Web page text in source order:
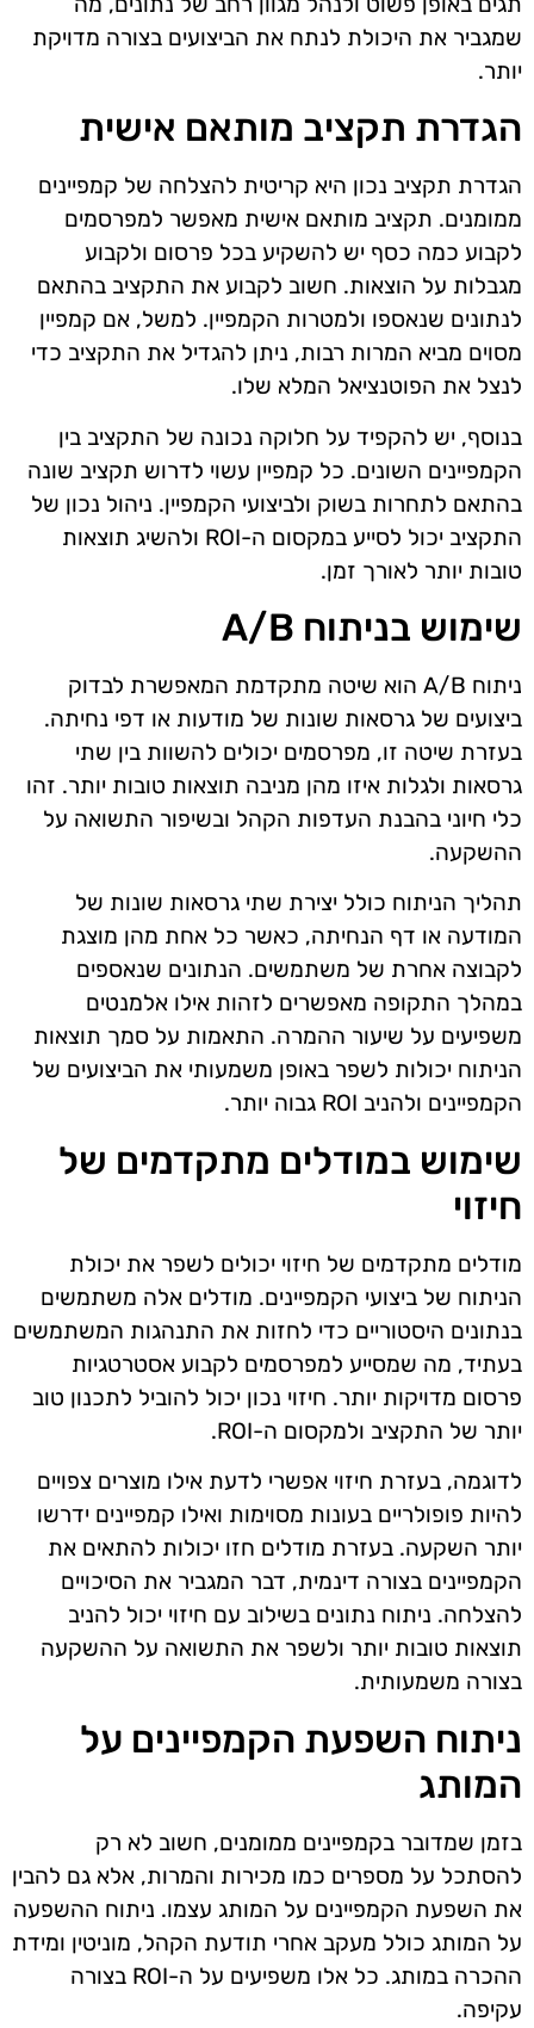
שמגביר את היכולת לנתח את הביצועים בצורה מדויקת
יותר.
הגדרת תקציב מותאם אישית
הגדרת תקציב נכון היא קריטית להצלחה של קמפיינים
ממומנים. תקציב מותאם אישית מאפשר למפרסמים
לקבוע כמה כסף יש להשקיע בכל פרסום ולקבוע
מגבלות על הוצאות. חשוב לקבוע את התקציב בהתאם
לנתונים שנאספו ולמטרות הקמפיין. למשל, אם קמפיין
מסוים מביא המרות רבות, ניתן להגדיל את התקציב כדי
לנצל את הפוטנציאל המלא שלו.
בנוסף, יש להקפיד על חלוקה נכונה של התקציב בין
הקמפיינים השונים. כל קמפיין עשוי לדרוש תקציב שונה
בהתאם לתחרות בשוק ולביצועי הקמפיין. ניהול נכון של
התקציב יכול לסייע במקסום ה-ROI ולהשיג תוצאות
טובות יותר לאורך זמן.
שימוש בניתוח A/B
ניתוח A/B הוא שיטה מתקדמת המאפשרת לבדוק
ביצועים של גרסאות שונות של מודעות או דפי נחיתה.
בעזרת שיטה זו, מפרסמים יכולים להשוות בין שתי
גרסאות ולגלות איזו מהן מניבה תוצאות טובות יותר. זהו
כלי חיוני בהבנת העדפות הקהל ובשיפור התשואה על
ההשקעה.
תהליך הניתוח כולל יצירת שתי גרסאות שונות של
המודעה או דף הנחיתה, כאשר כל אחת מהן מוצגת
לקבוצה אחרת של משתמשים. הנתונים שנאספים
במהלך התקופה מאפשרים לזהות אילו אלמנטים
משפיעים על שיעור ההמרה. התאמות על סמך תוצאות
הניתוח יכולות לשפר באופן משמעותי את הביצועים של
הקמפיינים ולהניב ROI גבוה יותר.
שימוש במודלים מתקדמים של
חיזוי
מודלים מתקדמים של חיזוי יכולים לשפר את יכולת
הניתוח של ביצועי הקמפיינים. מודלים אלה משתמשים
בנתונים היסטוריים כדי לחזות את התנהגות המשתמשים
בעתיד, מה שמסייע למפרסמים לקבוע אסטרטגיות
פרסום מדויקות יותר. חיזוי נכון יכול להוביל לתכנון טוב
יותר של התקציב ולמקסום ה-ROI.
לדוגמה, בעזרת חיזוי אפשרי לדעת אילו מוצרים צפויים
להיות פופולריים בעונות מסוימות ואילו קמפיינים ידרשו
יותר השקעה. בעזרת מודלים חזו יכולות להתאים את
הקמפיינים בצורה דינמית, דבר המגביר את הסיכויים
להצלחה. ניתוח נתונים בשילוב עם חיזוי יכול להניב
תוצאות טובות יותר ולשפר את התשואה על ההשקעה
בצורה משמעותית.
ניתוח השפעת הקמפיינים על
המותג
בזמן שמדובר בקמפיינים ממומנים, חשוב לא רק
להסתכל על מספרים כמו מכירות והמרות, אלא גם להבין
את השפעת הקמפיינים על המותג עצמו. ניתוח ההשפעה
על המותג כולל מעקב אחרי תודעת הקהל, מוניטין ומידת
ההכרה במותג. כל אלו משפיעים על ה-ROI בצורה
עקיפה.